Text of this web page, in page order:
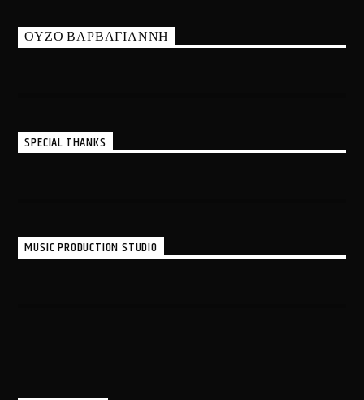
ΟΥΖΟ ΒΑΡΒΑΓΙΑΝΝΗ
SPECIAL THANKS
MUSIC PRODUCTION STUDIO